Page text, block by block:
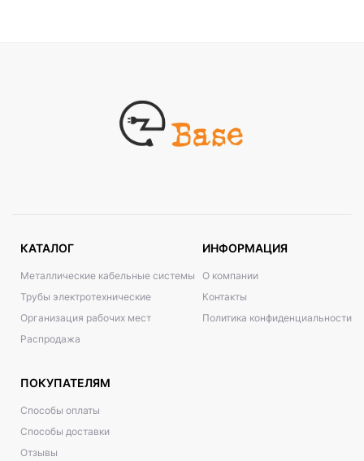
КАТАЛОГ
Металлические кабельные системы
Трубы электротехнические
Организация рабочих мест
Распродажа
ИНФОРМАЦИЯ
О компании
Контакты
Политика конфиденциальности
ПОКУПАТЕЛЯМ
Способы оплаты
Способы доставки
Отзывы